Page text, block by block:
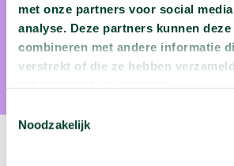
met onze partners voor social
analyse. Deze partners kunnen deze
combineren met andere informatie
verstrekt of die ze hebben
Noodzakelijk
uit onvrede over het gebrek aan
bonuscultuur binnen het bankwezen.